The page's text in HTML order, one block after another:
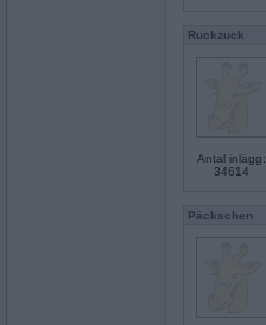
Ruckzuck
Antal inlägg:
34614
Päckschen